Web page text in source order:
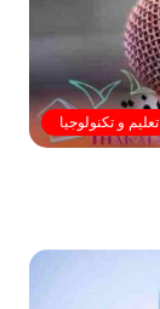
تعليم و تكنولوجيا